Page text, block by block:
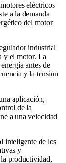
eléctricos
a la demanda
del motor
industrial
y el motor. La
antes de
y la tensión
aplicación,
de la
a una velocidad
inteligente de los
y
productividad,